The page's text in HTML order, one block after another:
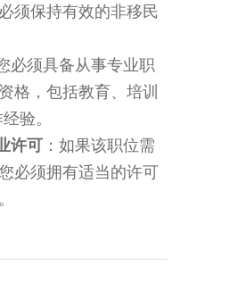
须保持有效的非移民
必须具备从事专业职
格，包括教育、培训
验。
许可 ：如果该职位需
必须拥有适当的许可